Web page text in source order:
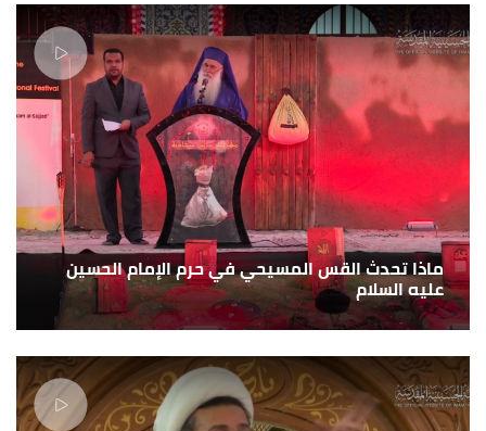
ماذا تحدث القس المسيحي في حرم الإمام الحسين
عليه السلام